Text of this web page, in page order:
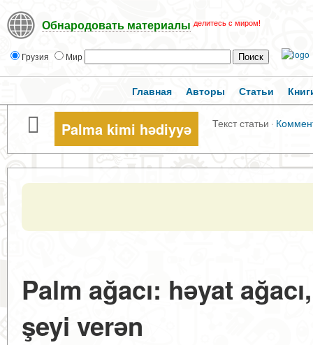
Обнародовать материалы делитесь с миром!
Грузия Мир
Главная Авторы Статьи
Palma kimi hədiyyə Текст статьи ·
Palm ağacı: həyat
şeyi verən